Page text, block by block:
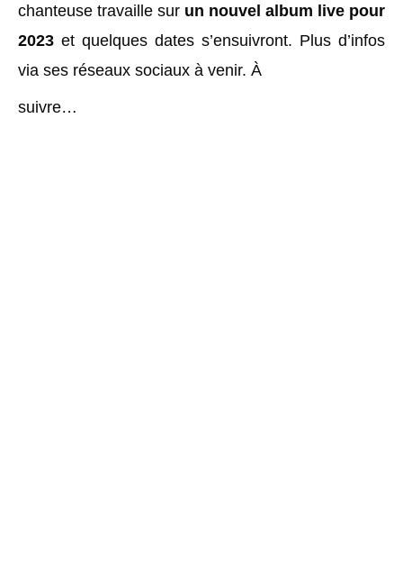
chanteuse travaille sur un nouvel album live pour
2023 et quelques dates s’ensuivront. Plus d’infos
via ses réseaux sociaux à venir. À
suivre…